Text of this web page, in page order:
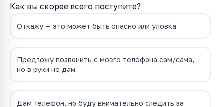
Как вы скорее всего поступите?
Откажу — это может быть опасно или уловка
Предложу позвонить с моего телефона сам/сама,
но в руки не дам
Дам телефон, но буду внимательно следить за